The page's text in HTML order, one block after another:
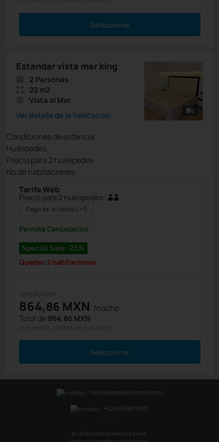
Seleccionar
5
Estandar vista mar king
2 Personas
22 m2
Vista al Mar
Ver detalle de la habitación
Condiciones de estancia
Huéspedes
Precio para 2 huéspedes
Nº de habitaciones
Tarifa Web
Precio para 2 Huéspedes:
Pago en el Hotel (+1)
Special Sale -25%
Permite Cancelación
Quedan 2 habitaciones
864,86 MXN /noche
Total de 864,86 MXN
Seleccionar
hotelessens@hotmail.com
+52 6699837282
© 2026 Hotel Essen's by Kavia.